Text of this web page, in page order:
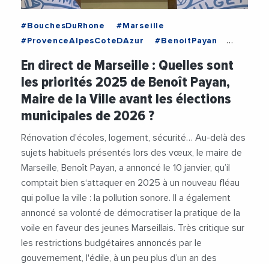
#BouchesDuRhone
#Marseille
#ProvenceAlpesCoteDAzur
#BenoitPayan
#FormationProfessionnelle
#Logement
#Pollution
#Pompiers
#Renovation
#TransitionEcologique
#Videos
#VilleDeMarseille
#Voeux
En direct de Marseille : Quelles sont
les priorités 2025 de Benoît Payan,
Maire de la Ville avant les élections
municipales de 2026 ?
Rénovation d'écoles, logement, sécurité… Au-delà des
sujets habituels présentés lors des vœux, le maire de
Marseille, Benoît Payan, a annoncé le 10 janvier, qu’il
comptait bien s‘attaquer en 2025 à un nouveau fléau
qui pollue la ville : la pollution sonore. Il a également
annoncé sa volonté de démocratiser la pratique de la
voile en faveur des jeunes Marseillais. Très critique sur
les restrictions budgétaires annoncés par le
gouvernement, l'édile, à un peu plus d’un an des